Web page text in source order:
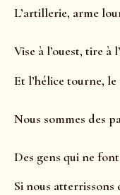
L’artillerie, arme
Vise à l’ouest, tire à
Et l’hélice tourne,
Nous sommes des
Des gens qui ne
Si nous atterrissons